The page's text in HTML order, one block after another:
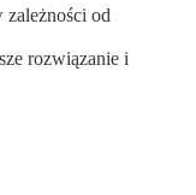
od
rozwiązanie i